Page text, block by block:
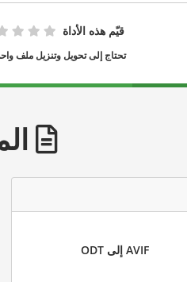
قيّم هذه الأداة
تحتاج إلى تحويل وتنزيل ملف
AVIF إلى ODT